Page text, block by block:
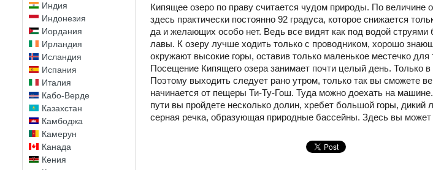
Индия
Индонезия
Иордания
Ирландия
Исландия
Испания
Италия
Кабо-Верде
Казахстан
Камбоджа
Камерун
Канада
Кения
Кипящее озеро по праву считается чудом природы. По
здесь практически постоянно 92 градуса, которое снижается
да и желающих особо нет. Ведь все видят как под водой струями
лавы. К озеру лучше ходить только с проводником, хорошо
окружают высокие горы, оставив только маленькое местечко
Посещение Кипящего озера занимает почти целый день. Только
Поэтому выходить следует рано утром, только так вы сможете
начинается от пещеры Ти-Ту-Гош. Туда можно доехать на
пути вы пройдете несколько долин, хребет большой горы, дикий
серная речка, образующая природные бассейны. Здесь вы